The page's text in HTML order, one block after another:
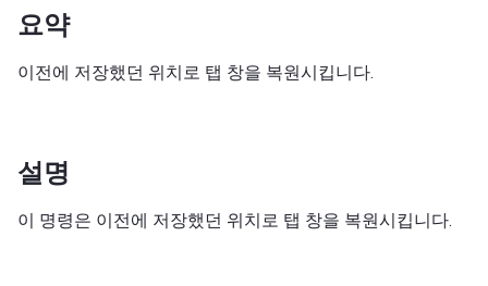
요약
이전에 저장했던 위치로 탭 창을 복원시킵니다.
설명
이 명령은 이전에 저장했던 위치로 탭 창을 복원시킵니다.